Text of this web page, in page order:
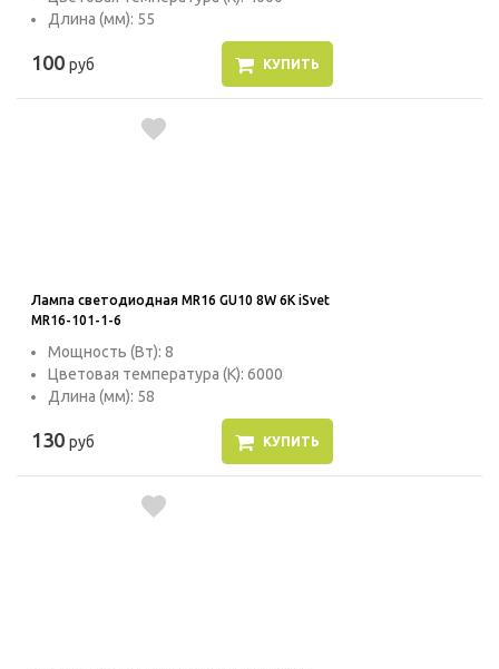
Длина (мм): 55
100 руб КУПИТЬ
Лампа светодиодная MR16 GU10 8W 6K iSvet
MR16-101-1-6
Мощность (Вт): 8
Цветовая температура (К): 6000
Длина (мм): 58
130 руб КУПИТЬ